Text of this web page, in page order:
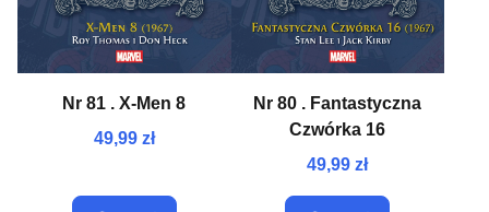
Nr 81 . X-Men 8
49,99 zł
Nr 80 . Fantastyczna
Czwórka 16
49,99 zł